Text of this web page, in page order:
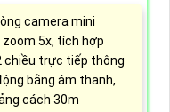
camera mini
5x, tích hợp
chiều trực tiếp thông
bằng âm thanh,
cách 30m